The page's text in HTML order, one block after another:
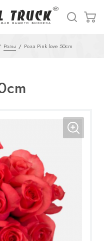
Розы Роза Pink love 50cm